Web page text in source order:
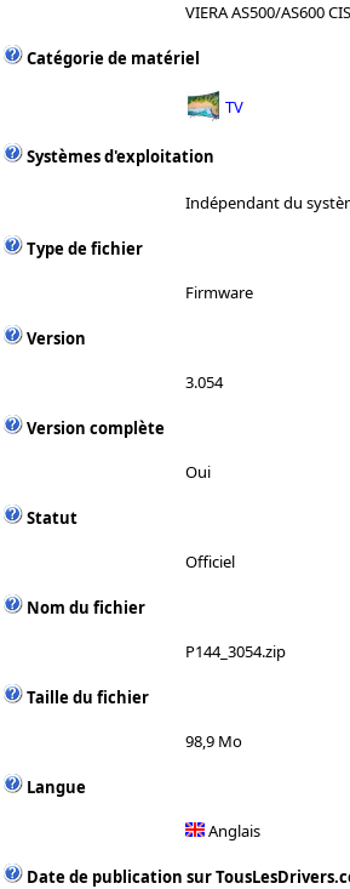
VIERA AS500/AS600
Catégorie de matériel
TV
Systèmes d'exploitation
Indépendant du
Type de fichier
Firmware
Version
3.054
Version complète
Oui
Statut
Officiel
Nom du fichier
P144_3054.zip
Taille du fichier
98,9 Mo
Langue
Anglais
Date de publication sur